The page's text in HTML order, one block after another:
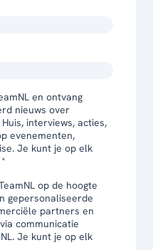
en ontvang
nieuws over
interviews, acties,
evenementen,
Je kunt je op elk
op de hoogte
gepersonaliseerde
partners en
communicatie
Je kunt je op elk